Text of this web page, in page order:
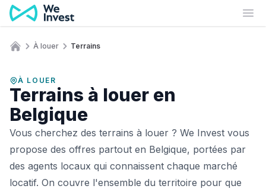
Aller au contenu
À louer Terrains
À LOUER
Terrains à louer en
Belgique
Vous cherchez des terrains à louer ? We Invest vous
propose des offres partout en Belgique, portées par
des agents locaux qui connaissent chaque marché
locatif. On couvre l'ensemble du territoire pour que